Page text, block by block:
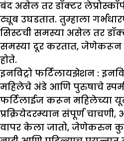
बंद असेल तर डॉक्टर
ट्यूब उघडतात. तुम्हाला
सिस्टची समस्या असेल तर डॉक्टर
समस्या दूर करतात, जेणेकरून
होते.
इनविट्रो फर्टिलायझेशन :
महिलेचे अंडे आणि पुरुषाचे
फर्टिलाईज करून महिलेच्या
प्रक्रियेदरम्यान संपूर्ण
वापर केला जातो, जेणेकरुन